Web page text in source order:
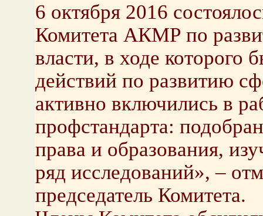
6 октября 2016
Комитета АКМР по
власти, в ходе которого
действий по развитию
активно включились в
профстандарта:
права и образования,
ряд исследований», –
председатель Комитета.